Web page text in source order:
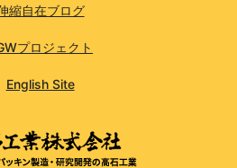
縮自在ブログ
プロジェクト
English Site